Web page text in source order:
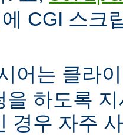
CGI 스크
어는 클라
을 하도록
경우 자주